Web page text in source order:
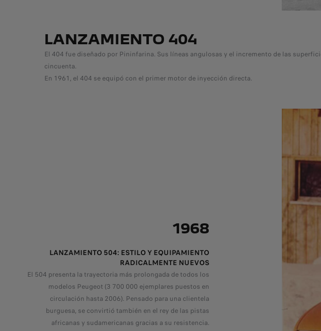
LANZAMIENTO 404
El 404 fue diseñado por Pininfarina. Sus líneas angulosas y el incremento de las
cincuenta.
En 1961, el 404 se equipó con el primer motor de inyección directa.
1968
LANZAMIENTO 504: ESTILO Y EQUIPAMIENTO
RADICALMENTE NUEVOS
El 504 presenta la trayectoria más prolongada de todos los
modelos Peugeot (3 700 000 ejemplares puestos en
circulación hasta 2006). Pensado para una clientela
burguesa, se convirtió también en el rey de las pistas
africanas y sudamericanas gracias a su resistencia.